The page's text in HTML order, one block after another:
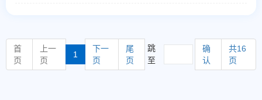
首
页
上一
页
1
下一
页
尾
页
跳
至
确
认
共16
页